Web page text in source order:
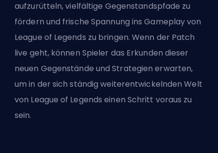
aufzurütteln, vielfältige Gegenstandspfade zu
fördern und frische Spannung ins Gameplay von
League of Legends zu bringen. Wenn der Patch
live geht, können Spieler das Erkunden dieser
neuen Gegenstände und Strategien erwarten,
um in der sich ständig weiterentwickelnden Welt
von League of Legends einen Schritt voraus zu
sein.